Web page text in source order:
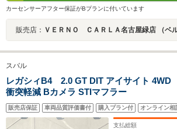
カーセンサーアフター保証がBプランに付いています
販売店： ＶＥＲＮＯ ＣＡＲＬＡ名古屋緑店 （ベルノカ
スバル
レガシィB4 2.0 GT DIT アイサイト
衝突軽減 Bカメラ STIマフラー
販売店保証 車両品質評価書付 購入プラン付 オンライン相
支払総額